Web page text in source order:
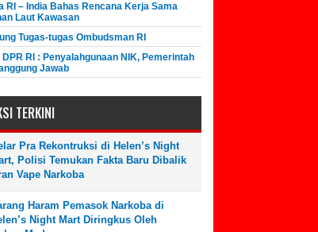
RI – India Bahas Rencana Kerja Sama
Laut Kawasan
Tugas-tugas Ombudsman RI
DPR RI : Penyalahgunaan NIK, Pemerintah
Jawab
TERKINI
Pra Rekontruksi di Helen’s Night
Polisi Temukan Fakta Baru Dibalik
Vape Narkoba
Haram Pemasok Narkoba di
Night Mart Diringkus Oleh